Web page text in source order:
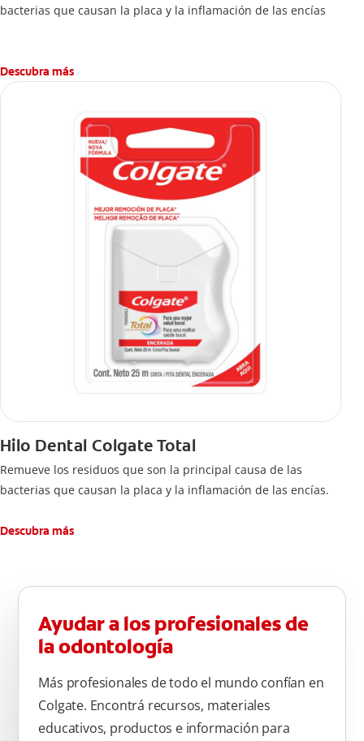
bacterias que causan la placa y la inflamación de las encías
Descubra más
Hilo Dental Colgate Total
Remueve los residuos que son la principal causa de las
bacterias que causan la placa y la inflamación de las encías.
Descubra más
Ayudar a los profesionales de
la odontología
Más profesionales de todo el mundo confían en
Colgate. Encontrá recursos, materiales
educativos, productos e información para